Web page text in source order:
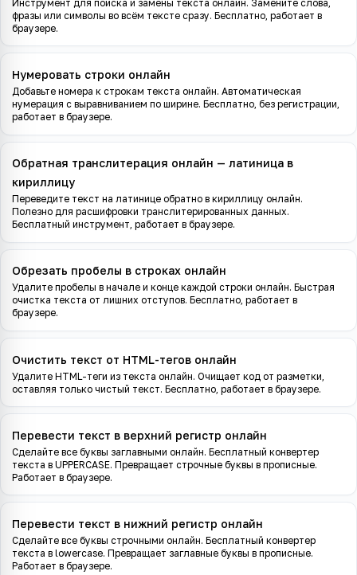
Инструмент для поиска и замены текста онлайн. Замените слова,
фразы или символы во всём тексте сразу. Бесплатно, работает в
браузере.
Нумеровать строки онлайн
Добавьте номера к строкам текста онлайн. Автоматическая
нумерация с выравниванием по ширине. Бесплатно, без регистрации,
работает в браузере.
Обратная транслитерация онлайн — латиница в
кириллицу
Переведите текст на латинице обратно в кириллицу онлайн.
Полезно для расшифровки транслитерированных данных.
Бесплатный инструмент, работает в браузере.
Обрезать пробелы в строках онлайн
Удалите пробелы в начале и конце каждой строки онлайн. Быстрая
очистка текста от лишних отступов. Бесплатно, работает в
браузере.
Очистить текст от HTML-тегов онлайн
Удалите HTML-теги из текста онлайн. Очищает код от разметки,
оставляя только чистый текст. Бесплатно, работает в браузере.
Перевести текст в верхний регистр онлайн
Сделайте все буквы заглавными онлайн. Бесплатный конвертер
текста в UPPERCASE. Превращает строчные буквы в прописные.
Работает в браузере.
Перевести текст в нижний регистр онлайн
Сделайте все буквы строчными онлайн. Бесплатный конвертер
текста в lowercase. Превращает заглавные буквы в прописные.
Работает в браузере.